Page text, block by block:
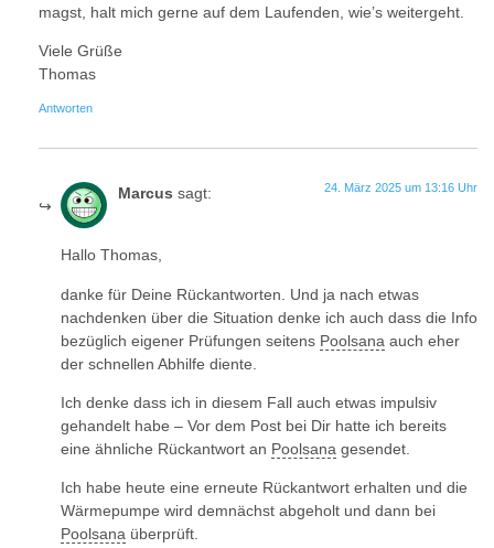
magst, halt mich gerne auf dem Laufenden, wie’s weitergeht.
Viele Grüße
Thomas
Antworten
Marcus sagt: 24. März 2025 um 13:16 Uhr
Hallo Thomas,
danke für Deine Rückantworten. Und ja nach etwas
nachdenken über die Situation denke ich auch dass die Info
bezüglich eigener Prüfungen seitens Poolsana auch eher
der schnellen Abhilfe diente.
Ich denke dass ich in diesem Fall auch etwas impulsiv
gehandelt habe – Vor dem Post bei Dir hatte ich bereits
eine ähnliche Rückantwort an Poolsana gesendet.
Ich habe heute eine erneute Rückantwort erhalten und die
Wärmepumpe wird demnächst abgeholt und dann bei
Poolsana überprüft.